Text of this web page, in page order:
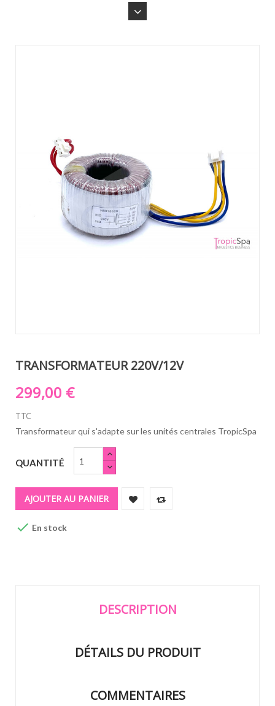
TRANSFORMATEUR 220V/12V
299,00 €
TTC
Transformateur qui s'adapte sur les unités centrales TropicSpa
QUANTITÉ
AJOUTER AU PANIER
 En stock
DESCRIPTION
DÉTAILS DU PRODUIT
COMMENTAIRES